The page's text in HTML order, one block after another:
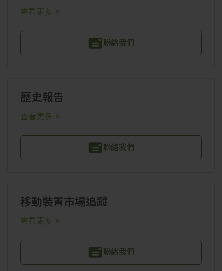
查看更多
聯絡我們
歷史報告
查看更多
聯絡我們
移動裝置市場追蹤
查看更多
聯絡我們